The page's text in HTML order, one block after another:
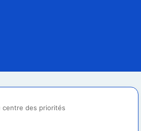
centre des priorités